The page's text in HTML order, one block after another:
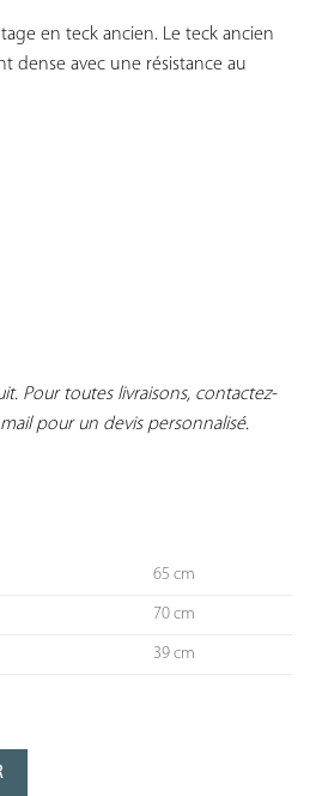
en teck ancien. Le teck ancien
dense avec une résistance au
Pour toutes livraisons, contactez-
pour un devis personnalisé.
65 cm
70 cm
39 cm